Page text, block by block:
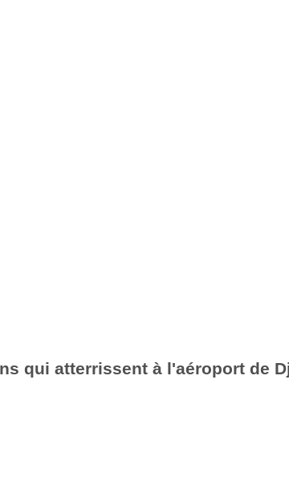
qui atterrissent à l'aéroport de